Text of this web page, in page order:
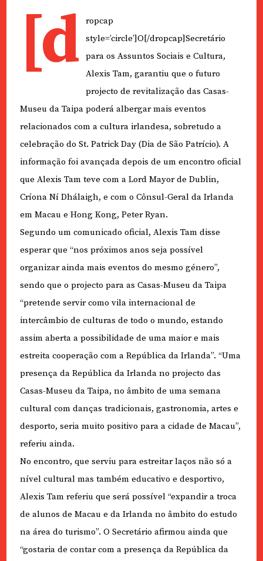
[d
ropcap
style=’circle’]O[/dropcap]Secretário
para os Assuntos Sociais e Cultura,
Alexis Tam, garantiu que o futuro
projecto de revitalização das Casas-
Museu da Taipa poderá albergar mais eventos
relacionados com a cultura irlandesa, sobretudo a
celebração do St. Patrick Day (Dia de São Patrício). A
informação foi avançada depois de um encontro oficial
que Alexis Tam teve com a Lord Mayor de Dublin,
Críona Ní Dhálaigh, e com o Cônsul-Geral da Irlanda
em Macau e Hong Kong, Peter Ryan.
Segundo um comunicado oficial, Alexis Tam disse
esperar que “nos próximos anos seja possível
organizar ainda mais eventos do mesmo género”,
sendo que o projecto para as Casas-Museu da Taipa
“pretende servir como vila internacional de
intercâmbio de culturas de todo o mundo, estando
assim aberta a possibilidade de uma maior e mais
estreita cooperação com a República da Irlanda”. “Uma
presença da República da Irlanda no projecto das
Casas-Museu da Taipa, no âmbito de uma semana
cultural com danças tradicionais, gastronomia, artes e
desporto, seria muito positivo para a cidade de Macau”,
referiu ainda.
No encontro, que serviu para estreitar laços não só a
nível cultural mas também educativo e desportivo,
Alexis Tam referiu que será possível “expandir a troca
de alunos de Macau e da Irlanda no âmbito do estudo
na área do turismo”. O Secretário afirmou ainda que
“gostaria de contar com a presença da República da